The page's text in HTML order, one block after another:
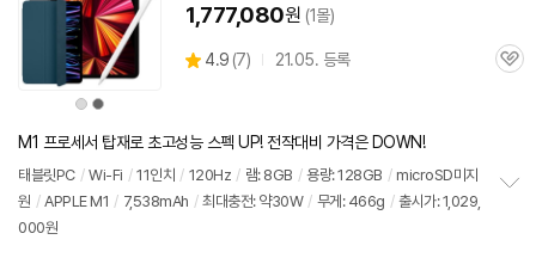
상
품
상
상
품
상
1,777,080원 (1몰)
별
4.9 (상
뷰
7) 21.05. 등록
관
M1 프로세서 탑재로 초고성능 스펙 UP! 전작대비 가격은 DOWN!
태블릿PC / Wi-Fi / 11인치 / 120Hz / 램: 8GB / 용량: 128GB / microSD미지
원 / APPLE M1 / 7,538mAh / 최대충전: 약30W / 무게: 466g / 출시가: 1,029,
000원